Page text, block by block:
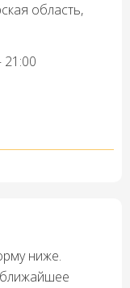
область,
21:00
ниже.